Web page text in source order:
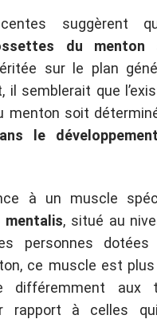
suggèrent
du menton
sur le plan
il semblerait que
menton soit
le
à un muscle
mentalis, situé au
personnes dotées
ce muscle est
différemment aux
rapport à celles qui